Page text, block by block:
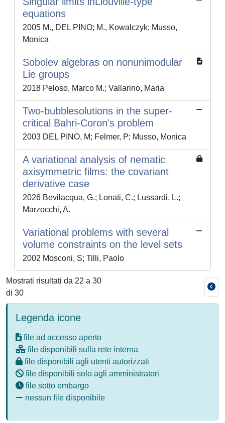
equations
2005 M., DEL PINO; M., Kowalczyk; Musso,
Monica
Sobolev algebras on nonunimodular
Lie groups
2018 Peloso, Marco M.; Vallarino, Maria
Two-bubblesolutions in the super-
critical Bahri-Coron's problem
2003 DEL PINO, M; Felmer, P; Musso, Monica
A variational analysis of nematic
axisymmetric films: the covariant
derivative case
2026 Bevilacqua, G.; Lonati, C.; Lussardi, L.;
Marzocchi, A.
Variational problems with several
volume constraints on the level sets
2002 Mosconi, S; Tilli, Paolo
Mostrati risultati da 22 a 30
di 30
Legenda icone
file ad accesso aperto
file disponibili sulla rete interna
file disponibili agli utenti autorizzati
file disponibili solo agli amministratori
file sotto embargo
nessun file disponibile